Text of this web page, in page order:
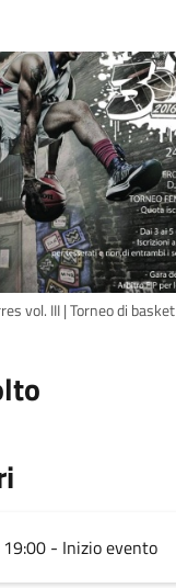
vol. III | Torneo di basket
- Inizio evento